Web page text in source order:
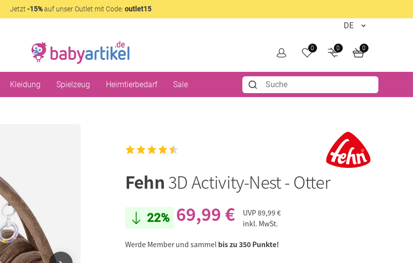
Jetzt -15%auf unser Outlet mit Code: outlet15
0 0 0
Kleidung Spielzeug Heimtierbedarf Sale
Fehn3D Activity-Nest - Otter
22% 69,99 € UVP89,99 €
inkl. MwSt.
Werde Member und sammel bis zu 350 Punkte!